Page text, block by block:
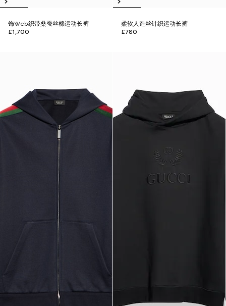
饰Web织带桑蚕丝棉运动长裤
£1,700
柔软人造丝针织运动长裤
£780